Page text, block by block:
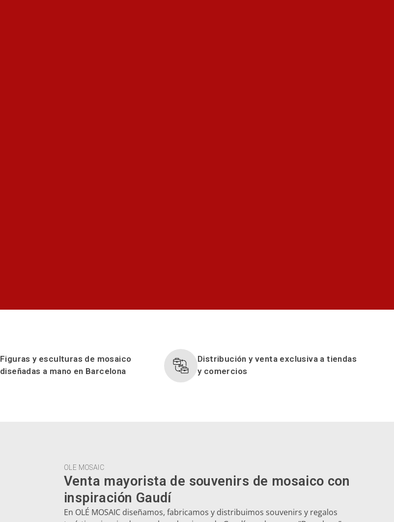
Figuras y esculturas de mosaico
diseñadas a mano en Barcelona
Distribución y venta exclusiva a tiendas
y comercios
OLE MOSAIC
Venta mayorista de souvenirs de mosaico con
inspiración Gaudí
En OLÉ MOSAIC diseñamos, fabricamos y distribuimos souvenirs y regalos